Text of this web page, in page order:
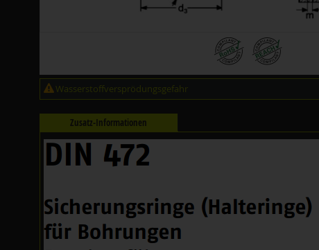
Wasserstoffversprödungsgefahr
Zusatz-Informationen